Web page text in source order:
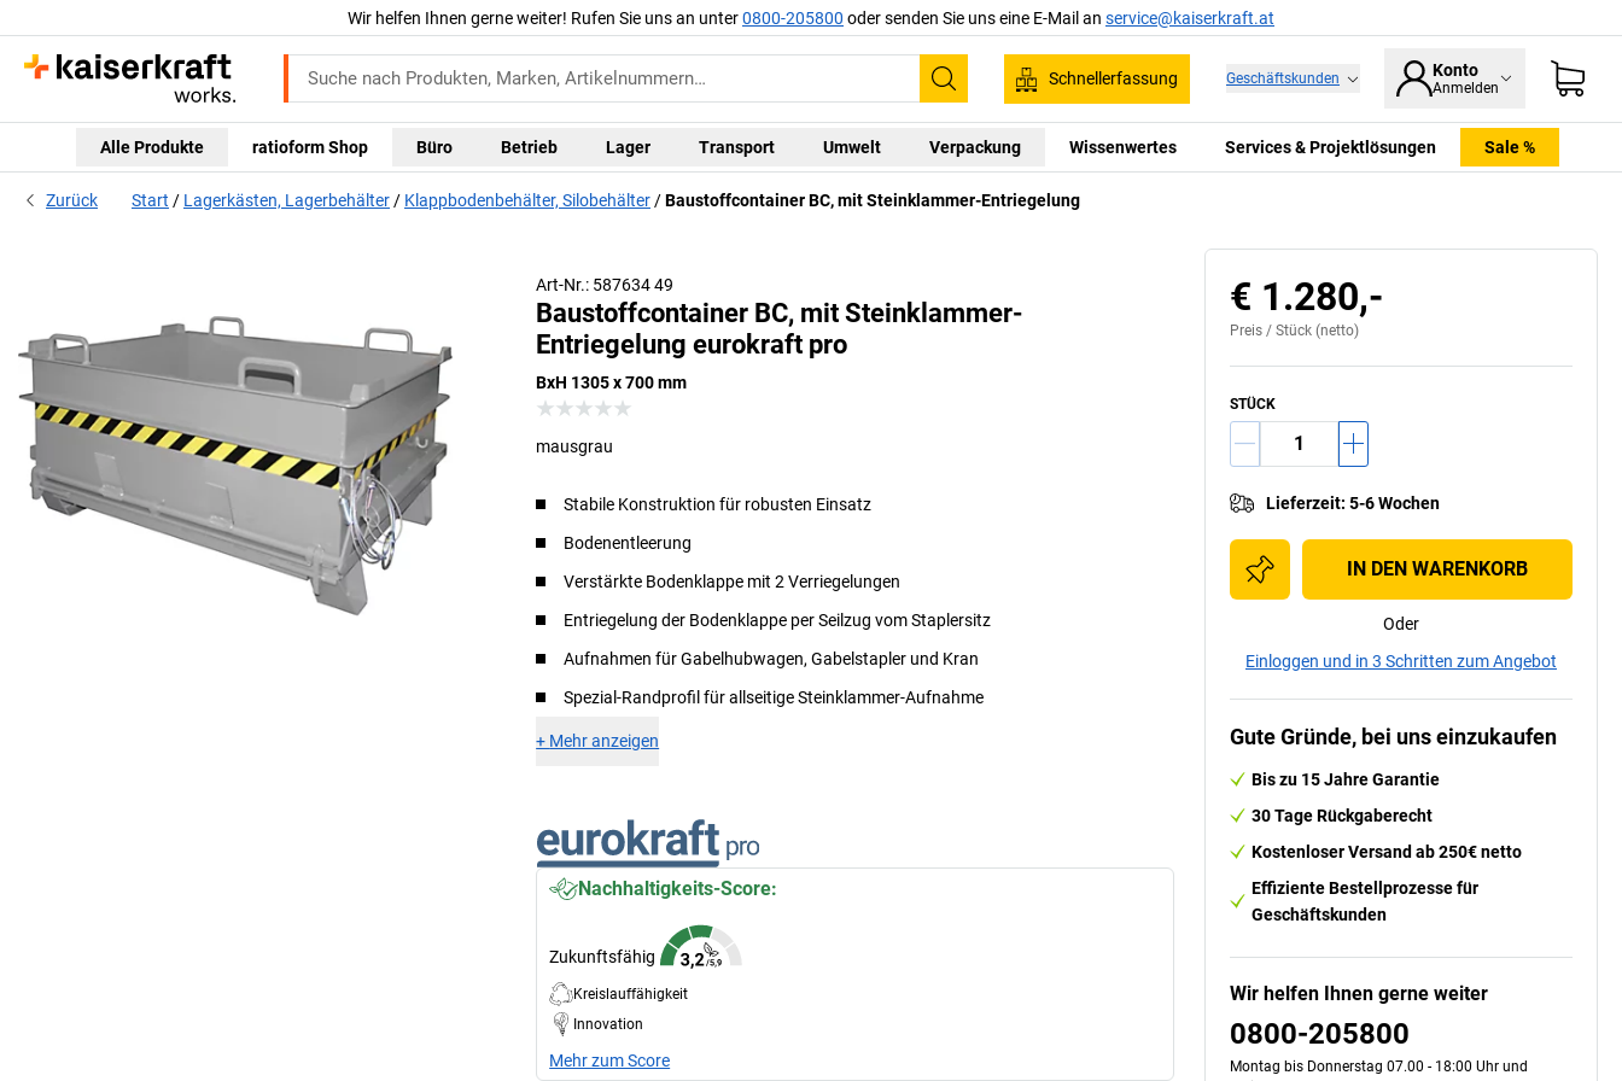
Wir helfen Ihnen gerne weiter! Rufen Sie uns an unter0800-205800 oder senden Sie uns eine E-Mail an service@kaiserkraft.at
Suchen
Schnellerfassung Geschäftskunden Konto
Anmelden
Alle Produkte ratioform Shop Büro Betrieb Lager Transport Umwelt Verpackung Wissenwertes Services & Projektlösungen Sale %
Zurück Start Lagerkästen, Lagerbehälter Klappbodenbehälter, Silobehälter Baustoffcontainer BC, mit Steinklammer-Entriegelung
Art-Nr.: 587634 49
Baustoffcontainer BC, mit Steinklammer-
Entriegelung eurokraft pro
BxH 1305 x 700 mm
mausgrau
Stabile Konstruktion für robusten Einsatz
Bodenentleerung
Verstärkte Bodenklappe mit 2 Verriegelungen
Entriegelung der Bodenklappe per Seilzug vom Staplersitz
Aufnahmen für Gabelhubwagen, Gabelstapler und Kran
Spezial-Randprofil für allseitige Steinklammer-Aufnahme
+ Mehr anzeigen
Nachhaltigkeits-Score:
Zukunftsfähig
Kreislauffähigkeit
Innovation
Mehr zum Score
€ 1.280,-
Preis / Stück (netto)
STÜCK
Lieferzeit: 5-6 Wochen
IN DEN WARENKORB
Oder
Einloggen und in 3 Schritten zum Angebot
Gute Gründe, bei uns einzukaufen
Bis zu 15 Jahre Garantie
30 Tage Rückgaberecht
Kostenloser Versand ab 250€ netto
Effiziente Bestellprozesse für
Geschäftskunden
Wir helfen Ihnen gerne weiter
0800-205800
Montag bis Donnerstag 07.00 - 18:00 Uhr und